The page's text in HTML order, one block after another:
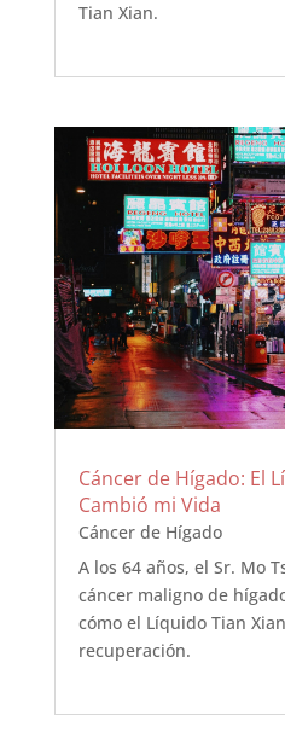
Tian Xian.
Cáncer de Hígado: El
Cambió mi Vida
Cáncer de Hígado
A los 64 años, el Sr. Mo
cáncer maligno de
cómo el Líquido Tian
recuperación.